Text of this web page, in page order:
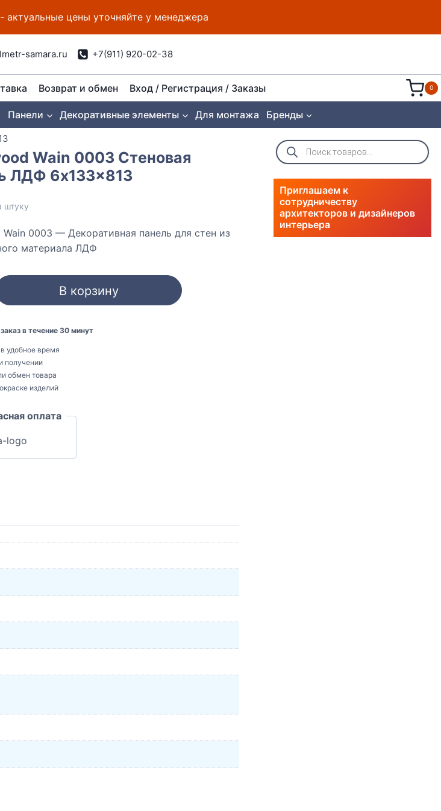
актуальные цены уточняйте у менеджера
samara.ru +7(911) 920-02-38
Возврат и обмен Вход / Регистрация / Заказы 0
Панели Декоративные элементы Для монтажа Бренды
Wain 0003 Стеновая
ЛДФ 6x133x813
штуку
0003 — Декоративная панель для стен из
материала ЛДФ
В корзину
в течение 30 минут
удобное время
получении
обмен товара
изделий
оплата
Поиск
товаров
Приглашаем к
сотрудничеству
архитекторов и дизайнеров
интерьера